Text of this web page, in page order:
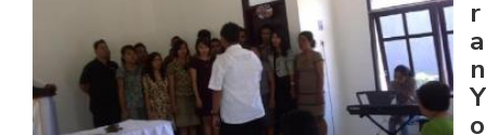
r
a
n
Y
o